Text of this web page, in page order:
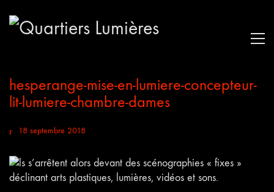
hesperange-mise-en-lumiere-concepteur-
lit-lumiere-chambre-dames
18 septembre 2018